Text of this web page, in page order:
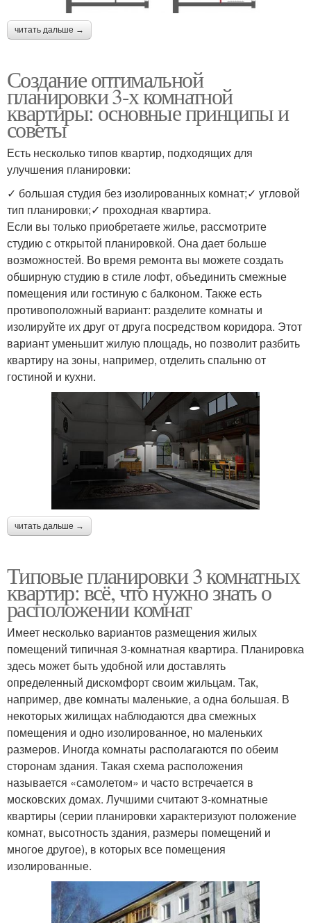
читать дальше →
Создание оптимальной
планировки 3-х комнатной
квартиры: основные принципы и
советы
Есть несколько типов квартир, подходящих для
улучшения планировки:
✓ большая студия без изолированных комнат;✓ угловой
тип планировки;✓ проходная квартира.
Если вы только приобретаете жилье, рассмотрите
студию с открытой планировкой. Она дает больше
возможностей. Во время ремонта вы можете создать
обширную студию в стиле лофт, объединить смежные
помещения или гостиную с балконом. Также есть
противоположный вариант: разделите комнаты и
изолируйте их друг от друга посредством коридора. Этот
вариант уменьшит жилую площадь, но позволит разбить
квартиру на зоны, например, отделить спальню от
гостиной и кухни.
читать дальше →
Типовые планировки 3 комнатных
квартир: всё, что нужно знать о
расположении комнат
Имеет несколько вариантов размещения жилых
помещений типичная 3-комнатная квартира. Планировка
здесь может быть удобной или доставлять
определенный дискомфорт своим жильцам. Так,
например, две комнаты маленькие, а одна большая. В
некоторых жилищах наблюдаются два смежных
помещения и одно изолированное, но маленьких
размеров. Иногда комнаты располагаются по обеим
сторонам здания. Такая схема расположения
называется «самолетом» и часто встречается в
московских домах. Лучшими считают 3-комнатные
квартиры (серии планировки характеризуют положение
комнат, высотность здания, размеры помещений и
многое другое), в которых все помещения
изолированные.